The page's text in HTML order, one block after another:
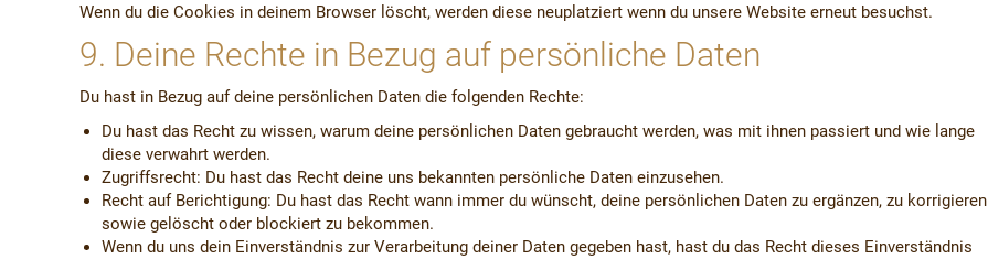
Wenn du die Cookies in deinem Browser löscht, werden diese neuplatziert wenn du unsere Website erneut besuchst.
9. Deine Rechte in Bezug auf persönliche Daten
Du hast in Bezug auf deine persönlichen Daten die folgenden Rechte:
Du hast das Recht zu wissen, warum deine persönlichen Daten gebraucht werden, was mit ihnen passiert und wie lange
diese verwahrt werden.
Zugriffsrecht: Du hast das Recht deine uns bekannten persönliche Daten einzusehen.
Recht auf Berichtigung: Du hast das Recht wann immer du wünscht, deine persönlichen Daten zu ergänzen, zu korrigieren
sowie gelöscht oder blockiert zu bekommen.
Wenn du uns dein Einverständnis zur Verarbeitung deiner Daten gegeben hast, hast du das Recht dieses Einverständnis